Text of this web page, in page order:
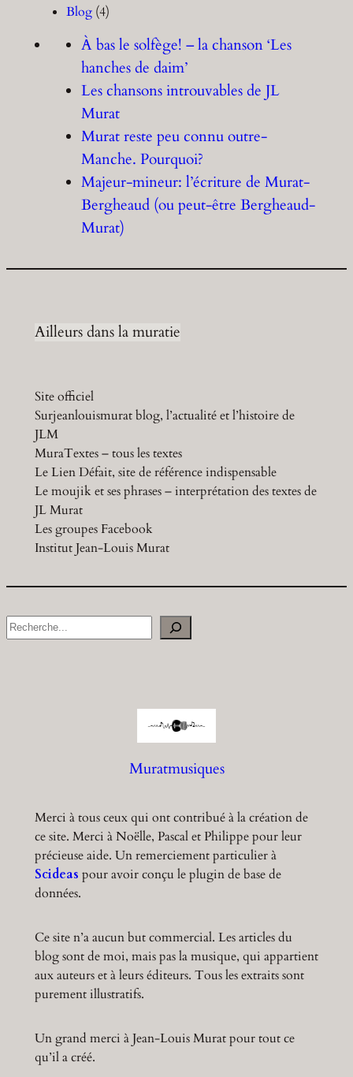
Blog(4)
À bas le solfège! – la chanson ‘Les
hanches de daim’
Les chansons introuvables de JL
Murat
Murat reste peu connu outre-
Manche. Pourquoi?
Majeur-mineur: l’écriture de Murat-
Bergheaud (ou peut-être Bergheaud-
Murat)
Ailleurs dans la muratie
Site officiel
Surjeanlouismurat blog, l’actualité et l’histoire de
JLM
MuraTextes – tous les textes
Le Lien Défait, site de référence indispensable
Le moujik et ses phrases – interprétation des textes de
JL Murat
Les groupes Facebook
Institut Jean-Louis Murat
S
Muratmusiques
Merci à tous ceux qui ont contribué à la création de
ce site. Merci à Noëlle, Pascal et Philippe pour leur
précieuse aide. Un remerciement particulier à
Scideas pour avoir conçu le plugin de base de
données.
Ce site n’a aucun but commercial. Les articles du
blog sont de moi, mais pas la musique, qui appartient
aux auteurs et à leurs éditeurs. Tous les extraits sont
purement illustratifs.
Un grand merci à Jean-Louis Murat pour tout ce
qu’il a créé.